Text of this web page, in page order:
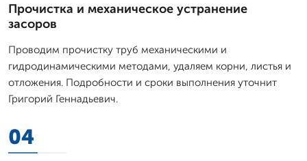
Прочистка и механическое устранение
засоров
Проводим прочистку труб механическими и
гидродинамическими методами, удаляем корни, листья и
отложения. Подробности и сроки выполнения уточнит
Григорий Геннадьевич.
04